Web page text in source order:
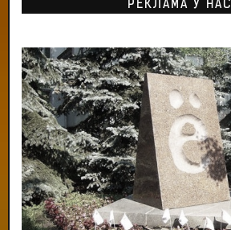
РЕКЛАМА У НАС